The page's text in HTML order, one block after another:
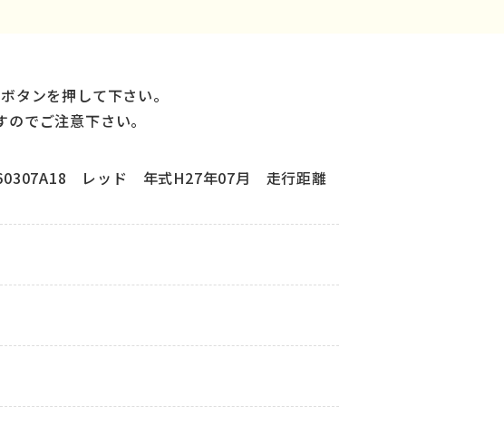
タンを押して下さい。
でご注意下さい。
レッド 年式H27年07月 走行距離